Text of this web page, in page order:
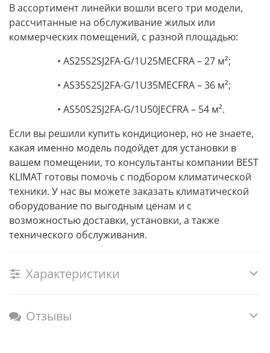
Вассортимент линейки вошли всего три модели,
рассчитанные на обслуживание жилых или
коммерческих помещений, с разной площадью:
• AS25S2SJ2FA-G/1U25MECFRA – 27 м²;
• AS35S2SJ2FA-G/1U35MECFRA – 36 м²;
• AS50S2SJ2FA-G/1U50JECFRA – 54 м².
Если вы решили купить кондиционер, но не знаете,
какая именно модель подойдет для установки в
вашем помещении, то консультанты компании BEST
KLIMAT готовы помочь с подбором климатической
техники. У нас вы можете заказать климатической
оборудование по выгодным ценам и с
возможностьюдоставки, установки, а также
технического обслуживания.
Характеристики
Отзывы